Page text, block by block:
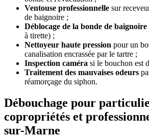
Ventouse professionnelle sur
de baignoire ;
Déblocage de la bonde de baignoire
à tirette) ;
Nettoyeur haute pression pour un
canalisation encrassée par le tartre ;
Inspection caméra si le bouchon est
Traitement des mauvaises odeurs
réamorçage du siphon.
Débouchage pour
copropriétés et
sur-Marne